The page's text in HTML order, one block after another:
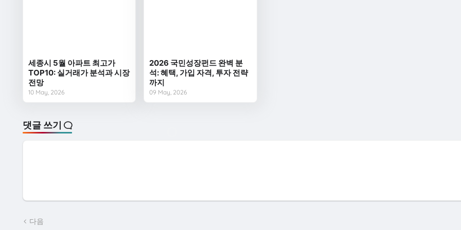
세종시 5월 아파트 최고가
TOP10: 실거래가 분석과 시장
전망
10 May, 2026
2026 국민성장펀드 완벽 분
석: 혜택, 가입 자격, 투자 전략
까지
09 May, 2026
댓글 쓰기
다음